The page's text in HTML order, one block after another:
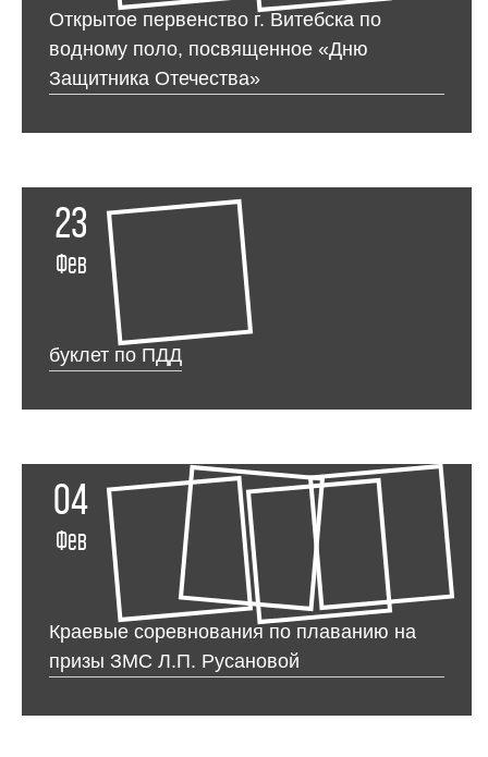
Открытое первенство г. Витебска по
водному поло, посвященное «Дню
Защитника Отечества»
23
Фев
буклет по ПДД
04
Фев
Краевые соревнования по плаванию на
призы ЗМС Л.П. Русановой